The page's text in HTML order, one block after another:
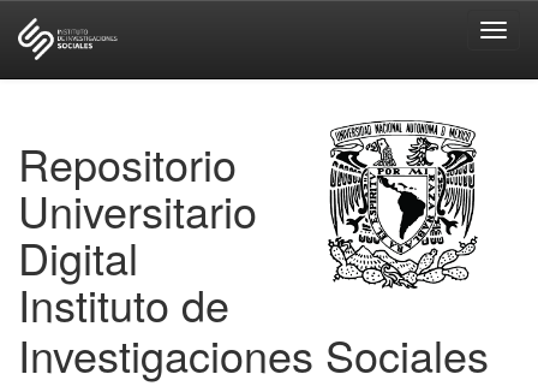
Repositorio
Universitario
Digital
Instituto de
Investigaciones Sociales